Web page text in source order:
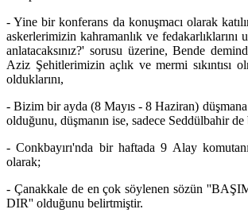
- Yine bir konferans da konuşmacı olarak
askerlerimizin kahramanlık ve
anlatacaksınız?' sorusu üzerine, Bende
Aziz Şehitlerimizin açlık ve mermi sıkıntısı
olduklarını,
- Bizim bir ayda (8 Mayıs - 8 Haziran) düşmana
olduğunu, düşmanın ise, sadece Seddülbahir
- Conkbayırı'nda bir haftada 9 Alay
olarak;
- Çanakkale de en çok söylenen sözün
DIR'' olduğunu belirtmiştir.